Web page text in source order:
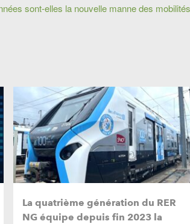
sont-elles la nouvelle manne des
La quatrième génération du RER
NG équipe depuis fin 2023 la